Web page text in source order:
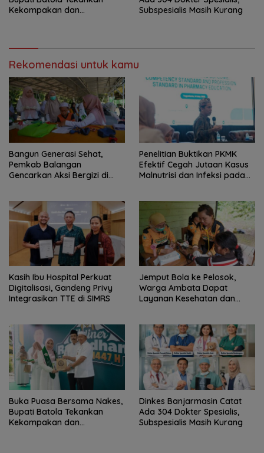
Kekompakan dan
Subspesialis Masih Kurang
Rekomendasi untuk kamu
Bangun Generasi Sehat,
Pemkab Balangan
Gencarkan Aksi Bergizi di
Penelitian Buktikan PKMK
Efektif Cegah Jutaan Kasus
Malnutrisi dan Infeksi pada
Kasih Ibu Hospital Perkuat
Digitalisasi, Gandeng Privy
Integrasikan TTE di SIMRS
Jemput Bola ke Pelosok,
Warga Ambata Dapat
Layanan Kesehatan dan
Buka Puasa Bersama Nakes,
Bupati Batola Tekankan
Kekompakan dan
Dinkes Banjarmasin Catat
Ada 304 Dokter Spesialis,
Subspesialis Masih Kurang